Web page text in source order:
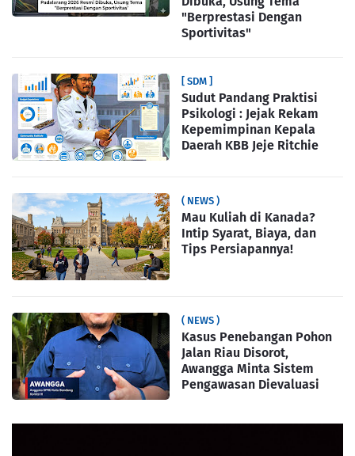
"Berprestasi Dengan
Sportivitas"
[ SDM ]
Sudut Pandang Praktisi
Psikologi : Jejak Rekam
Kepemimpinan Kepala
Daerah KBB Jeje Ritchie
( NEWS )
Mau Kuliah di Kanada?
Intip Syarat, Biaya, dan
Tips Persiapannya!
( NEWS )
Kasus Penebangan Pohon
Jalan Riau Disorot,
Awangga Minta Sistem
Pengawasan Dievaluasi